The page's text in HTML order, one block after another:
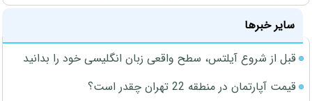
سایر خبرها
قبل از شروع آیلتس، سطح واقعی زبان انگلیسی خود را بدانید
قیمت آپارتمان در منطقه 22 تهران چقدر است؟